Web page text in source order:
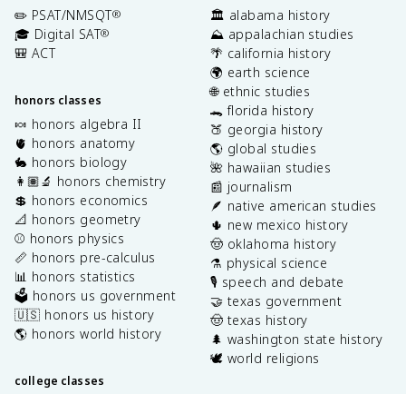
✏️ PSAT/NMSQT®
🎓 Digital SAT®
🎒 ACT
honors classes
🍬 honors algebra II
🫀 honors anatomy
🐇 honors biology
👩🏽‍🔬 honors chemistry
💲 honors economics
📐 honors geometry
⚾️ honors physics
📏 honors pre-calculus
📊 honors statistics
🗳️ honors us government
🇺🇸 honors us history
🌎 honors world history
college classes
🏛️ alabama history
⛰️ appalachian studies
🌴 california history
🌍 earth science
🌐 ethnic studies
🐊 florida history
🍑 georgia history
🌎 global studies
🌺 hawaiian studies
📰 journalism
🪶 native american studies
🌵 new mexico history
🤠 oklahoma history
⚗️ physical science
🎙️ speech and debate
🤝 texas government
🤠 texas history
🌲 washington state history
🕊️ world religions